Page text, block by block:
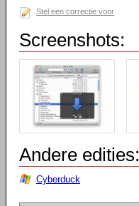
Stel een correctie voor
Screenshots:
Andere edities:
Cyberduck